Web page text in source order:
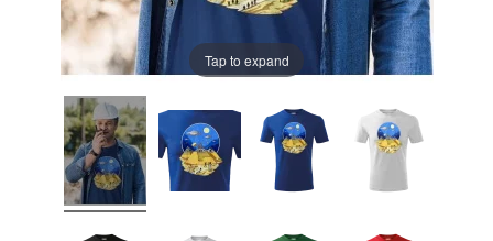
Tap to expand